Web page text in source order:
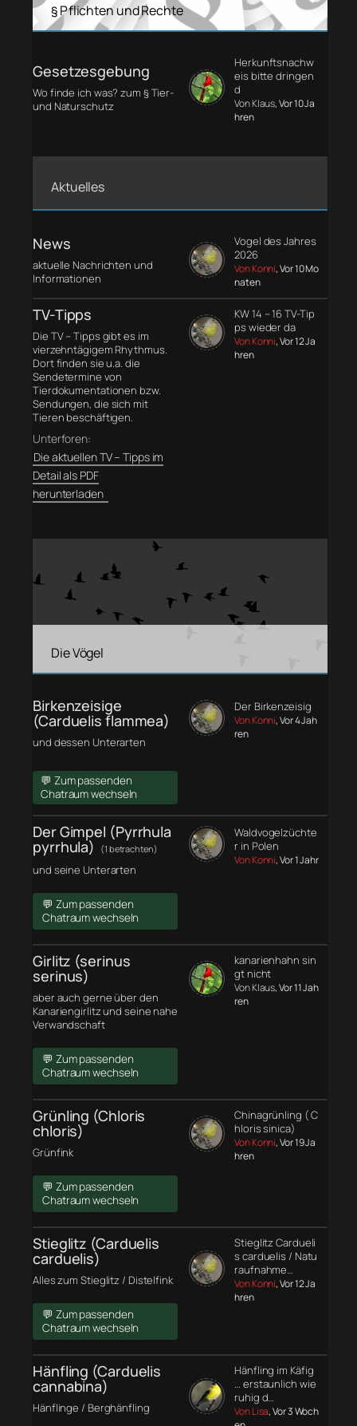
§ Pflichten und Rechte
Gesetzesgebung
Wo finde ich was? zum § Tier-
und Naturschutz
Herkunftsnachw
eis bitte dringen
d
Von Klaus, Vor 10 Ja
hren
Aktuelles
News
aktuelle Nachrichten und
Informationen
Vogel des Jahres
2026
Von Konni, Vor 10 Mo
naten
TV-Tipps
Die TV – Tipps gibt es im
vierzehntägigem Rhythmus.
Dort finden sie u.a. die
Sendetermine von
Tierdokumentationen bzw.
Sendungen, die sich mit
Tieren beschäftigen.
Unterforen:
Die aktuellen TV – Tipps im
Detail als PDF
herunterladen
KW 14 – 16 TV-Tip
ps wieder da
Von Konni, Vor 12 Ja
hren
Die Vögel
Birkenzeisige
(Carduelis flammea)
und dessen Unterarten
💬 Zum passenden
Chatraum wechseln
Der Birkenzeisig
Von Konni, Vor 4 Jah
ren
Der Gimpel (Pyrrhula
pyrrhula) (1 betrachten)
und seine Unterarten
💬 Zum passenden
Chatraum wechseln
Waldvogelzüchte
r in Polen
Von Konni, Vor 1 Jahr
Girlitz (serinus
serinus)
aber auch gerne über den
Kanariengirlitz und seine nahe
Verwandschaft
💬 Zum passenden
Chatraum wechseln
kanarienhahn sin
gt nicht
Von Klaus, Vor 11 Jah
ren
Grünling (Chloris
chloris)
Grünfink
💬 Zum passenden
Chatraum wechseln
Chinagrünling ( C
hloris sinica)
Von Konni, Vor 19 Ja
hren
Stieglitz (Carduelis
carduelis)
Alles zum Stieglitz / Distelfink
💬 Zum passenden
Chatraum wechseln
Stieglitz Cardueli
s carduelis / Natu
raufnahme…
Von Konni, Vor 12 Ja
hren
Hänfling (Carduelis
cannabina)
Hänflinge / Berghänfling
Hänfling im Käfig
… erstaunlich wie
ruhig d…
Von Lisa, Vor 3 Woch